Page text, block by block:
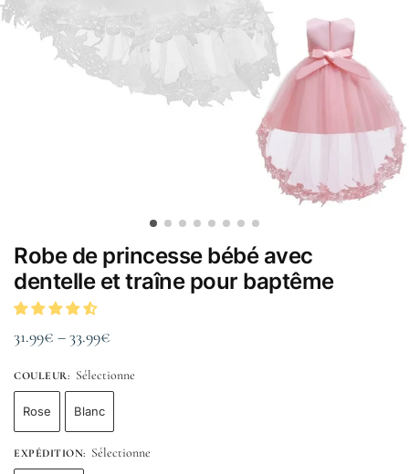
Robe de princesse bébé avec
dentelle et traîne pour baptême
31.99€ –33.99€
COULEUR: Sélectionne
Rose Blanc
EXPÉDITION: Sélectionne